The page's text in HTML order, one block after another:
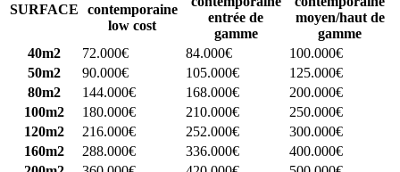
SURFACE
contemporaine
low cost
entrée de
gamme
moyen/haut de
gamme
40m2
72.000€ 84.000€
100.000€
50m2
90.000€ 105.000€
125.000€
80m2
144.000€ 168.000€
200.000€
100m2
180.000€ 210.000€
250.000€
120m2
216.000€ 252.000€
300.000€
160m2
288.000€ 336.000€
400.000€